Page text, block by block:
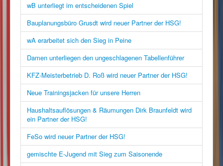
wB unterliegt im entscheidenen Spiel
Bauplanungsbüro Grusdt wird neuer Partner der HSG!
wA erarbeitet sich den Sieg in Peine
Damen unterliegen den ungeschlagenen Tabellenführer
KFZ-Meisterbetrieb D. Roß wird neuer Partner der HSG!
Neue Trainingsjacken für unsere Herren
Haushaltsauflösungen & Räumungen Dirk Braunfeldt wird
ein Partner der HSG!
FeSo wird neuer Partner der HSG!
gemischte E-Jugend mit Sieg zum Saisonende